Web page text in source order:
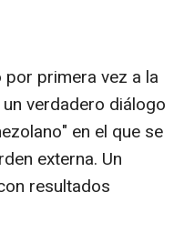
primera vez a la
verdadero diálogo
en el que se
externa. Un
resultados